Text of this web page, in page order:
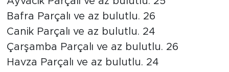
Bafra Parçalı ve az bulutlu. 26
Canik Parçalı ve az bulutlu. 24
Çarşamba Parçalı ve az bulutlu. 26
Havza Parçalı ve az bulutlu. 24